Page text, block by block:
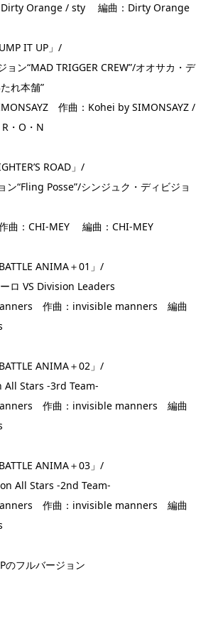
Orange / sty 編曲：Dirty Orange
IT UP」/
ョン“MAD TRIGGER CREW”/オオサカ・デ
れ本舗”
作曲：Kohei by SIMONSAYZ /
・O・N
ROAD」/
ン“Fling Posse”/シンジュク・ディビジョ
曲：CHI-MEY 編曲：CHI-MEY
ANIMA＋01」/
ロ VS Division Leaders
作曲：invisible manners 編曲
ANIMA＋02」/
All Stars -3rd Team-
作曲：invisible manners 編曲
ANIMA＋03」/
All Stars -2nd Team-
作曲：invisible manners 編曲
のフルバージョン